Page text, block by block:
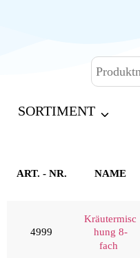
SORTIMENT
ART. - NR. NAME
4999
Kräutermisc
hung 8-
fach